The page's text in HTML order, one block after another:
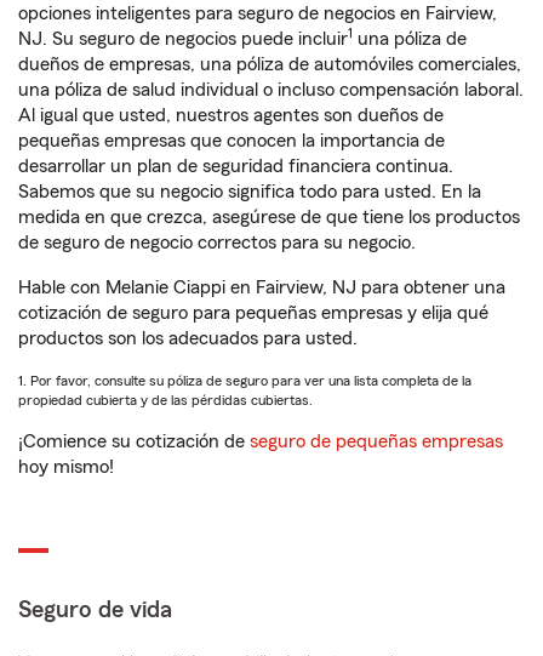
opciones inteligentes para seguro de negocios en Fairview,
NJ. Su seguro de negocios puede incluir1 una póliza de
dueños de empresas, una póliza de automóviles comerciales,
una póliza de salud individual o incluso compensación laboral.
Al igual que usted, nuestros agentes son dueños de
pequeñas empresas que conocen la importancia de
desarrollar un plan de seguridad financiera continua.
Sabemos que su negocio significa todo para usted. En la
medida en que crezca, asegúrese de que tiene los productos
de seguro de negocio correctos para su negocio.
Hable con Melanie Ciappi en Fairview, NJ para obtener una
cotización de seguro para pequeñas empresas y elija qué
productos son los adecuados para usted.
1. Por favor, consulte su póliza de seguro para ver una lista completa de la
propiedad cubierta y de las pérdidas cubiertas.
¡Comience su cotización de seguro de pequeñas empresas
hoy mismo!
Seguro de vida